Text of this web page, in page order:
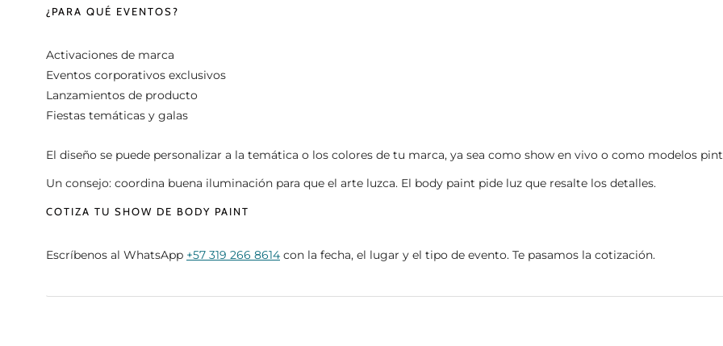
¿PARA QUÉ EVENTOS?
Activaciones de marca
Eventos corporativos exclusivos
Lanzamientos de producto
Fiestas temáticas y galas
El diseño se puede personalizar a la temática o los colores de tu marca, ya sea como show en vivo o como modelos
Un consejo: coordina buena iluminación para que el arte luzca. El body paint pide luz que resalte los detalles.
COTIZA TU SHOW DE BODY PAINT
Escríbenos al WhatsApp +57 319 266 8614 con la fecha, el lugar y el tipo de evento. Te pasamos la cotización.